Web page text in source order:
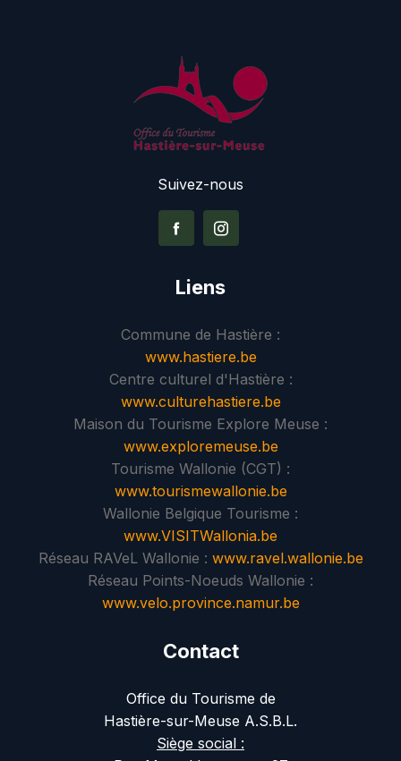
Suivez-nous
Liens
Commune de Hastière :
www.hastiere.be
Centre culturel d'Hastière :
www.culturehastiere.be
Maison du Tourisme Explore Meuse :
www.exploremeuse.be
Tourisme Wallonie (CGT) :
www.tourismewallonie.be
Wallonie Belgique Tourisme :
www.VISITWallonia.be
Réseau RAVeL Wallonie : www.ravel.wallonie.be
Réseau Points-Noeuds Wallonie :
www.velo.province.namur.be
Contact
Office du Tourisme de
Hastière-sur-Meuse A.S.B.L.
Siège social :